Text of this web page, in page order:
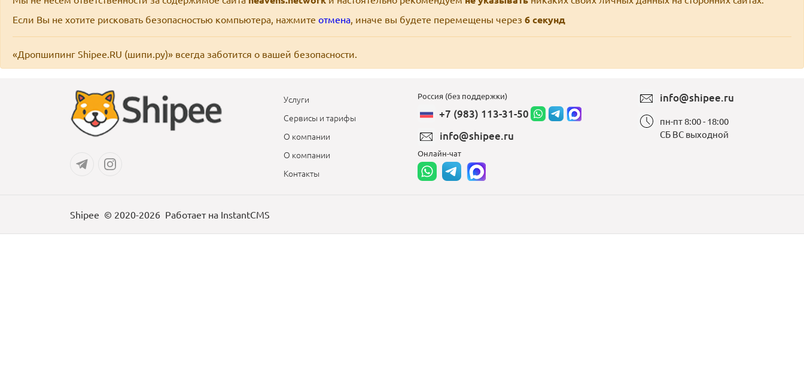
Если Вы не хотите рисковать безопасностью компьютера, нажмите отмена, иначе вы будете перемещены через 6секунд
«Дропшипинг Shipee.RU (шипи.ру)» всегда заботится о вашей безопасности.
Услуги
Сервисы и тарифы
О компании
О компании
Контакты
Россия (без поддержки)
+7 (983) 113-31-50
info@shipee.ru
Онлайн-чат
info@shipee.ru
пн-пт 8:00 - 18:00
СБ ВС выходной
Shipee © 2020-2026 Работает на InstantCMS